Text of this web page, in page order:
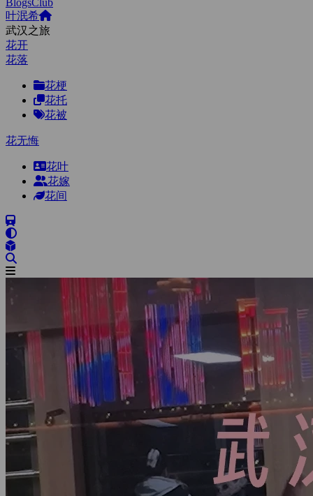
叶泯希
武汉之旅
花开
花落
花梗
花托
花被
花无悔
花叶
花嫁
花间